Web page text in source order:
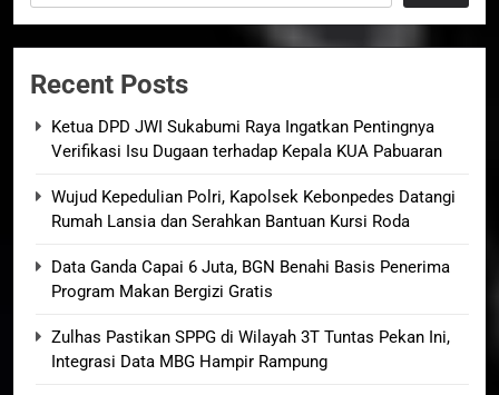
Recent Posts
Ketua DPD JWI Sukabumi Raya Ingatkan Pentingnya
Verifikasi Isu Dugaan terhadap Kepala KUA Pabuaran
Wujud Kepedulian Polri, Kapolsek Kebonpedes Datangi
Rumah Lansia dan Serahkan Bantuan Kursi Roda
Data Ganda Capai 6 Juta, BGN Benahi Basis Penerima
Program Makan Bergizi Gratis
Zulhas Pastikan SPPG di Wilayah 3T Tuntas Pekan Ini,
Integrasi Data MBG Hampir Rampung